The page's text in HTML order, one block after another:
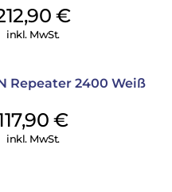
€
inkl. MwSt.
Repeater 2400 Weiß
€
inkl. MwSt.